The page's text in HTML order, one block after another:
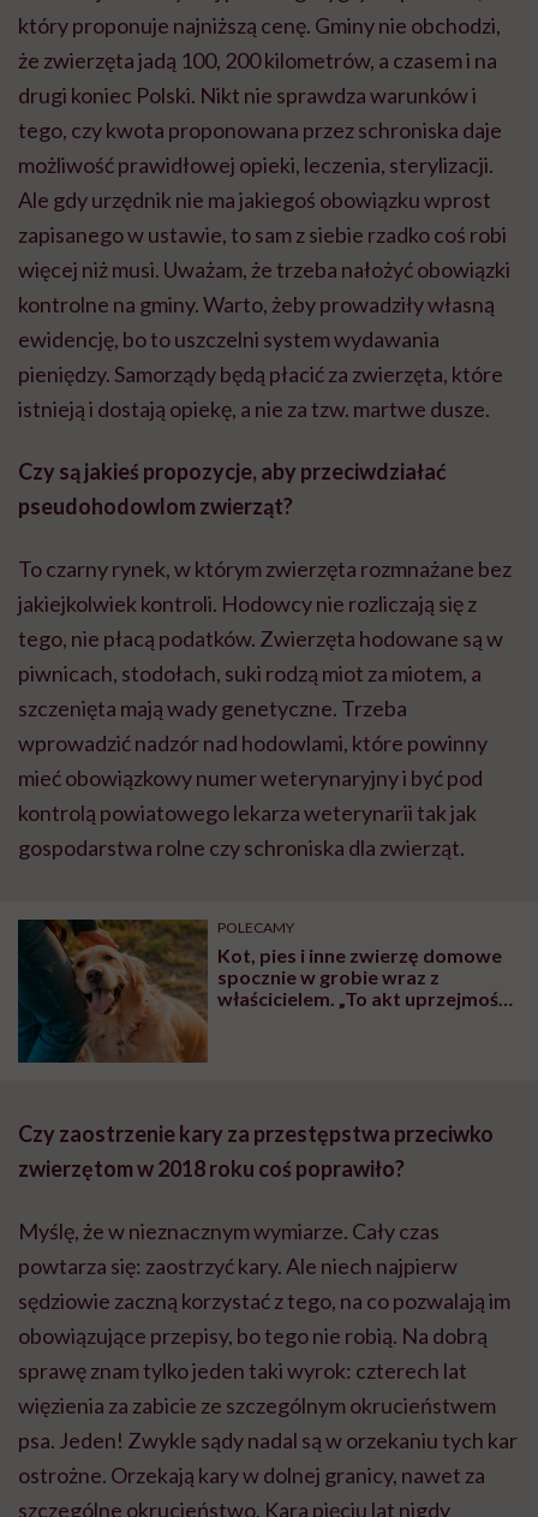
który proponuje najniższą cenę. Gminy nie obchodzi,
że zwierzęta jadą 100, 200 kilometrów, a czasem i na
drugi koniec Polski. Nikt nie sprawdza warunków i
tego, czy kwota proponowana przez schroniska daje
możliwość prawidłowej opieki, leczenia, sterylizacji.
Ale gdy urzędnik nie ma jakiegoś obowiązku wprost
zapisanego w ustawie, to sam z siebie rzadko coś robi
więcej niż musi. Uważam, że trzeba nałożyć obowiązki
kontrolne na gminy. Warto, żeby prowadziły własną
ewidencję, bo to uszczelni system wydawania
pieniędzy. Samorządy będą płacić za zwierzęta, które
istnieją i dostają opiekę, a nie za tzw. martwe dusze.
Czy są jakieś propozycje, aby przeciwdziałać
pseudohodowlom zwierząt?
To czarny rynek, w którym zwierzęta rozmnażane bez
jakiejkolwiek kontroli. Hodowcy nie rozliczają się z
tego, nie płacą podatków. Zwierzęta hodowane są w
piwnicach, stodołach, suki rodzą miot za miotem, a
szczenięta mają wady genetyczne. Trzeba
wprowadzić nadzór nad hodowlami, które powinny
mieć obowiązkowy numer weterynaryjny i być pod
kontrolą powiatowego lekarza weterynarii tak jak
gospodarstwa rolne czy schroniska dla zwierząt.
POLECAMY
Kot, pies i inne zwierzę domowe
spocznie w grobie wraz z
właścicielem. „To akt uprzejmości,
Czy zaostrzenie kary za przestępstwa przeciwko
zwierzętom w 2018 roku coś poprawiło?
Myślę, że w nieznacznym wymiarze. Cały czas
powtarza się: zaostrzyć kary. Ale niech najpierw
sędziowie zaczną korzystać z tego, na co pozwalają im
obowiązujące przepisy, bo tego nie robią. Na dobrą
sprawę znam tylko jeden taki wyrok: czterech lat
więzienia za zabicie ze szczególnym okrucieństwem
psa. Jeden! Zwykle sądy nadal są w orzekaniu tych kar
ostrożne. Orzekają kary w dolnej granicy, nawet za
szczególne okrucieństwo. Kara pięciu lat nigdy